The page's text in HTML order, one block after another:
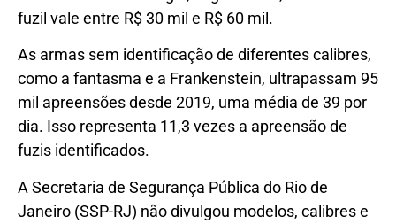
fuzil vale entre R$ 30 mil e R$ 60 mil.
As armas sem identificação de diferentes calibres,
como a fantasma e a Frankenstein, ultrapassam 95
mil apreensões desde 2019, uma média de 39 por
dia. Isso representa 11,3 vezes a apreensão de
fuzis identificados.
A Secretaria de Segurança Pública do Rio de
Janeiro (SSP-RJ) não divulgou modelos, calibres e